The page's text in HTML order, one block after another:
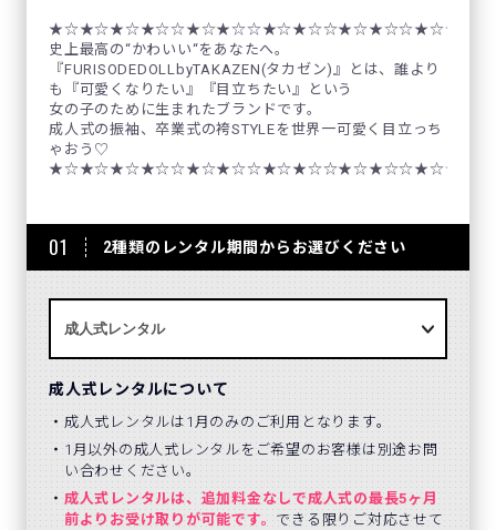
史上最高の“かわいい“をあなたへ。
『FURISODEDOLLbyTAKAZEN(タカゼン)』とは、誰より
も『可愛くなりたい』『目立ちたい』という
女の子のために生まれたブランドです。
成人式の振袖、卒業式の袴STYLEを世界一可愛く目立っち
ゃおう♡
★☆★☆★☆★☆☆★☆★☆☆★☆★☆☆★☆★☆☆★☆★
01 2種類のレンタル期間からお選びください
成人式レンタルについて
成人式レンタルは1月のみのご利用となります。
1月以外の成人式レンタルをご希望のお客様は別途お問
い合わせください。
成人式レンタルは、追加料金なしで成人式の最長5ヶ月
前よりお受け取りが可能です。 できる限りご対応させて